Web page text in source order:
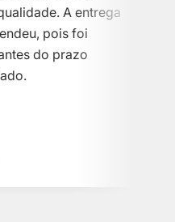
A entrega
pois foi
do prazo